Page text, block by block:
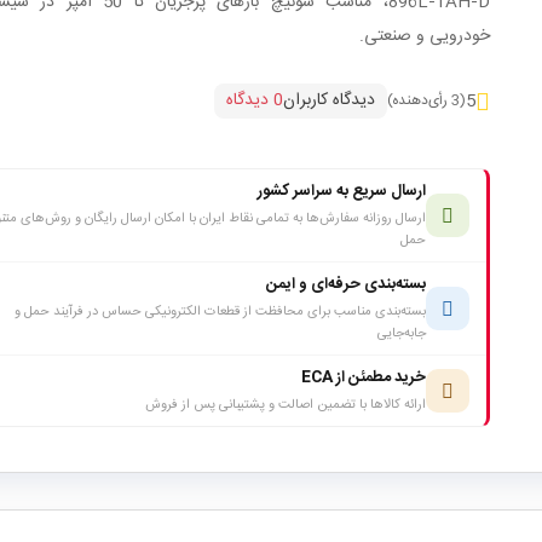
خودرویی و صنعتی.
5(3 رأی‌دهنده) دیدگاه کاربران0 دیدگاه
ارسال سریع به سراسر کشور
ارسال روزانه سفارش‌ها به تمامی نقاط ایران با امکان ارسال رایگان و روش‌های
حمل
بسته‌بندی حرفه‌ای و ایمن
بسته‌بندی مناسب برای محافظت از قطعات الکترونیکی حساس در فرآیند حمل و
جابه‌جایی
خرید مطمئن از ECA
ارائه کالاها با تضمین اصالت و پشتیبانی پس از فروش